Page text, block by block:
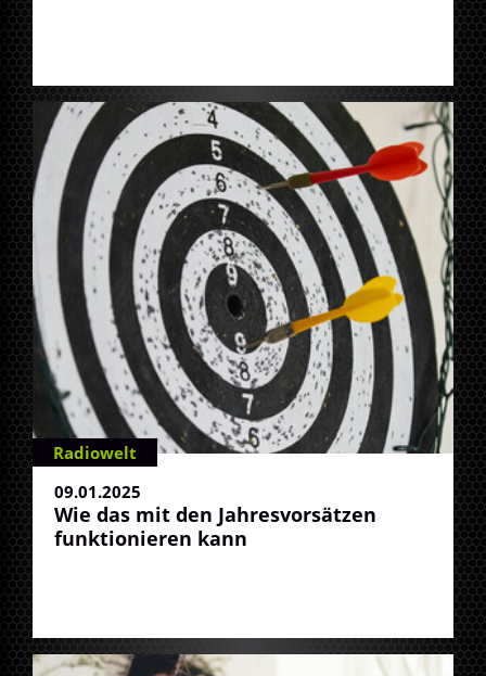
Radiowelt
09.01.2025
Wie das mit den Jahresvorsätzen
funktionieren kann